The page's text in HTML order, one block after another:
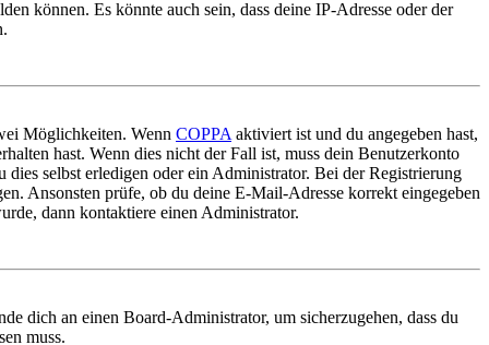
können. Es könnte auch sein, dass deine IP-Adresse oder der
Möglichkeiten. Wenn COPPA aktiviert ist und du angegeben hast,
hast. Wenn dies nicht der Fall ist, muss dein Benutzerkonto
selbst erledigen oder ein Administrator. Bei der Registrierung
Ansonsten prüfe, ob du deine E-Mail-Adresse korrekt eingegeben
dann kontaktiere einen Administrator.
dich an einen Board-Administrator, um sicherzugehen, dass du
muss.